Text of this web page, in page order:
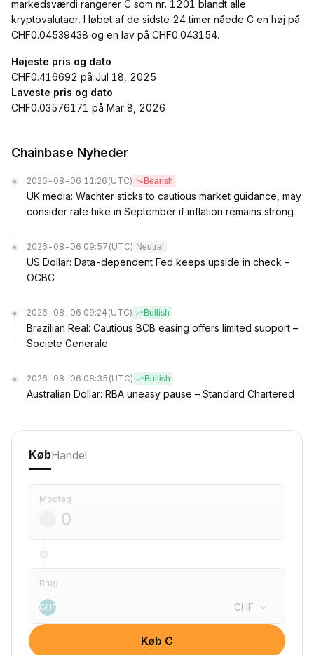
markedsværdi rangerer C som nr. 1201 blandt alle
kryptovalutaer. I løbet af de sidste 24 timer nåede C en høj på
CHF0.04539438 og en lav på CHF0.043154.
Højeste pris og dato
CHF0.416692 på Jul 18, 2025
Laveste pris og dato
CHF0.03576171 på Mar 8, 2026
Chainbase Nyheder
2026-08-06 11:26 (UTC) Bearish
UK media: Wachter sticks to cautious market guidance, may
consider rate hike in September if inflation remains strong
2026-08-06 09:57 (UTC) Neutral
US Dollar: Data-dependent Fed keeps upside in check –
OCBC
2026-08-06 09:24 (UTC) Bullish
Brazilian Real: Cautious BCB easing offers limited support –
Societe Generale
2026-08-06 08:35 (UTC) Bullish
Australian Dollar: RBA uneasy pause – Standard Chartered
KøbHandel
Modtag
Brug
CHF CHF
Køb C